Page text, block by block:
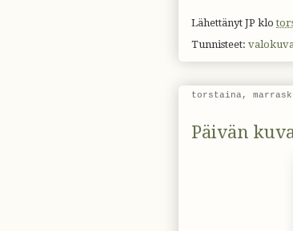
Lähettänyt JP klo
Tunnisteet:
torstaina,
Päivän